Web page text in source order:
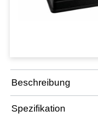
Beschreibung
Spezifikation